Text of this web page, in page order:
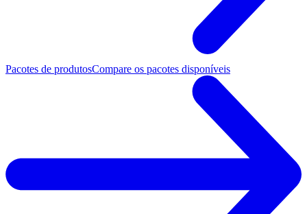
Pacotes de produtosCompare os pacotes disponíveis